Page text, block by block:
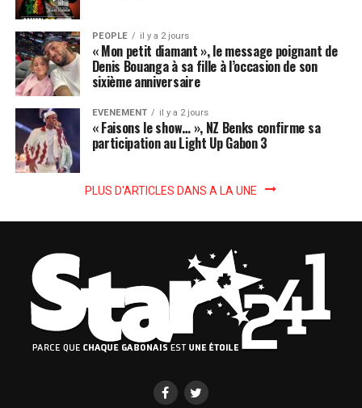
PEOPLE il y a 2 jours
« Mon petit diamant », le message poignant de
Denis Bouanga à sa fille à l’occasion de son
sixième anniversaire
EVENEMENT il y a 2 jours
« Faisons le show… », NZ Benks confirme sa
participation au Light Up Gabon 3
PLUS D'ARTICLES DANS A LA UNE